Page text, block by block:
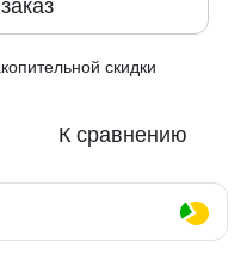
скидки
К сравнению